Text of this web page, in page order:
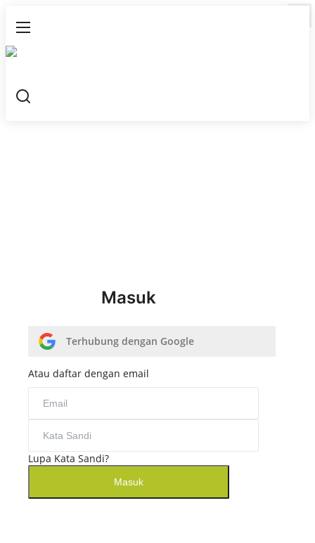
Tata Kelola
Susunan Redaksi
Penghargaan
Program
Peduli Dakwah
Peduli Pendidikan
Masuk
Terhubung dengan Google
Atau daftar dengan email
Lupa Kata Sandi?
Masuk